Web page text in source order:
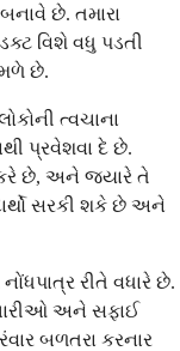
છે. તમારા
વિશે વધુ પડતી
મળે છે.
ત્વચાના
પ્રવેશવા દે છે.
કરે છે, અને જ્યારે તે
સરકી શકે છે અને
રીતે વધારે છે.
અને સફાઈ
બળતરા કરનાર